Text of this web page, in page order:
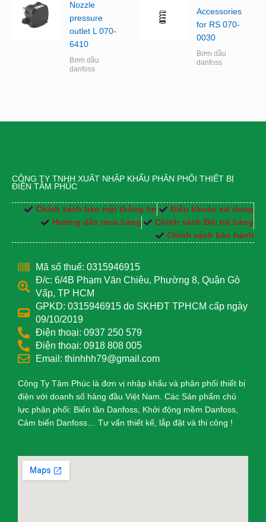
Nozzle
pressure
outlet L 070-
6410
Bơm dầu
danfoss
Accessories
for RS 070-
0030
Bơm dầu
danfoss
CÔNG TY TNHH XUẤT NHẬP KHẨU PHÂN PHỐI THIẾT BỊ
ĐIỆN TÂM PHÚC
Chính sách bảo mật thông tin
Điều khoản sử dụng
Hướng dẫn mua hàng
Chính sách Đổi trả hàng
Chính sách bảo hành
Mã số thuế: 0315946915
Đ/c: 6/4B Phạm Văn Chiêu, Phường 8, Quận Gò
Vấp, TP HCM
GPKD: 0315946915 do SKHĐT TPHCM cấp ngày
09/10/2019
Điện thoại: 0937 250 579
Điện thoại: 0918 808 005
Email: thinhhh79@gmail.com
Công Ty Tâm Phúc là đơn vị nhập khẩu và phân phối thiết bị
điện với doanh số hàng đầu Việt Nam. Các Sản phẩm chủ
lực phân phối: Biến tần Danfoss, Khởi động mềm Danfoss,
Cảm biến Danfoss… Tư vấn thiết kế, lắp đặt và thi công !